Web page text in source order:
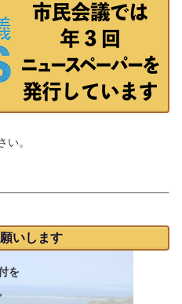
い。
いします
を